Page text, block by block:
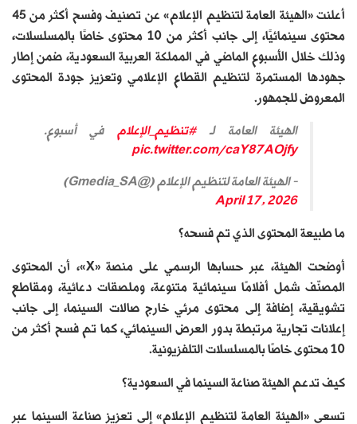
أعلنت «الهيئة العامة لتنظيم الإعلام» عن تصنيف وفسح أكثر من 45
محتوى سينمائيًا، إلى جانب أكثر من 10 محتوى خاصًا بالمسلسلات،
وذلك خلال الأسبوع الماضي في المملكة العربية السعودية، ضمن إطار
جهودها المستمرة لتنظيم القطاع الإعلامي وتعزيز جودة المحتوى
المعروض للجمهور.
الهيئة العامة لـ#تنظيم_الإعلام في أسبوع.
pic.twitter.com/caY87AOjfy
— الهيئة العامة لتنظيم الإعلام (@Gmedia_SA)
April 17, 2026
ما طبيعة المحتوى الذي تم فسحه؟
أوضحت الهيئة، عبر حسابها الرسمي على منصة «X»، أن المحتوى
المصنّف شمل أفلامًا سينمائية متنوعة، وملصقات دعائية، ومقاطع
تشويقية، إضافة إلى محتوى مرئي خارج صالات السينما، إلى جانب
إعلانات تجارية مرتبطة بدور العرض السينمائي، كما تم فسح أكثر من
10 محتوى خاصًا بالمسلسلات التلفزيونية.
كيف تدعم الهيئة صناعة السينما في السعودية؟
تسعى «الهيئة العامة لتنظيم الإعلام» إلى تعزيز صناعة السينما عبر